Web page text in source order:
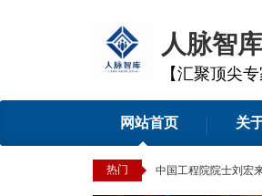
人脉智库
【汇聚顶尖
网站首页 关
热门 中国工程院院士刘宏